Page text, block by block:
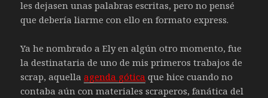
les dejasen unas palabras escritas, pero no pensé
que debería liarme con ello en formato express.
Ya he nombrado a Ely en algún otro momento, fue
la destinataria de uno de mis primeros trabajos de
scrap, aquellaagenda gótica que hice cuando no
contaba aún con materiales scraperos, fanática del